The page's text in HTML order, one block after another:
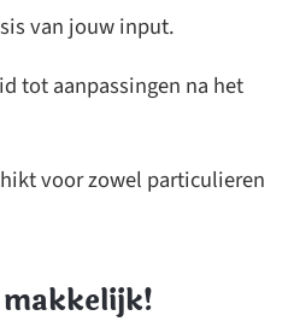
van jouw input.
tot aanpassingen na het
voor zowel particulieren